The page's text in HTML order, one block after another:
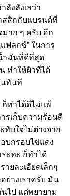
ลังลังเลว่า
สสิกกับแบรนด์ที่
มาก ๆ ครับ อีก
ฟลกซ์” ในการ
ำมันที่ดีที่สุด
ทำให้ผิวที่ได้
นทันที
ก็ทำได้ดีไม่แพ้
รเก็บความร้อนดี
ทับใจไม่ต่างจาก
อบกรอบไข่แดง
ระทะ ก็ทำได้
ยละเอียดเล็กๆ
ย่างเราครับ มัน
ไป แต่พยายาม